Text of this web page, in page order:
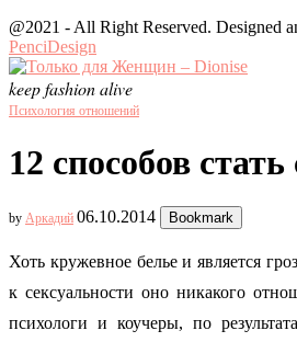
@2021 - All Right Reserved. Designed
PenciDesign
keep fashion alive
Психология отношений
12 способов стать
by Аркадий 06.10.2014 Bookmark
Хоть кружевное белье и является
к сексуальности оно никакого
психологи и коучеры, по